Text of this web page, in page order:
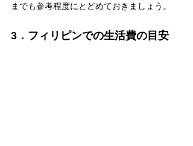
までも参考程度にとどめておきましょう。
3．フィリピンでの生活費の目安